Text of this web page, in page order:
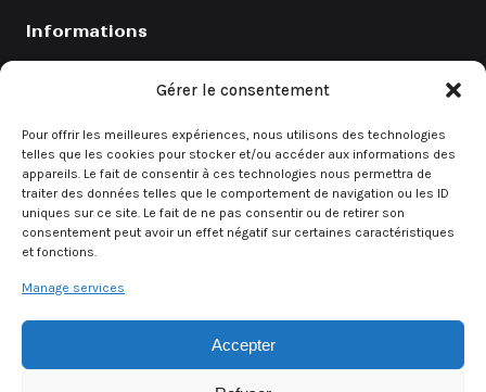
Gérer le consentement
Pour offrir les meilleures expériences, nous utilisons des technologies
telles que les cookies pour stocker et/ou accéder aux informations des
appareils. Le fait de consentir à ces technologies nous permettra de
traiter des données telles que le comportement de navigation ou les ID
uniques sur ce site. Le fait de ne pas consentir ou de retirer son
consentement peut avoir un effet négatif sur certaines caractéristiques
et fonctions.
Manage services
Accepter
Informations
Contact
Demande de devis
Demande rapide
Un besoin urgent ? Contactez directement notre équipe.